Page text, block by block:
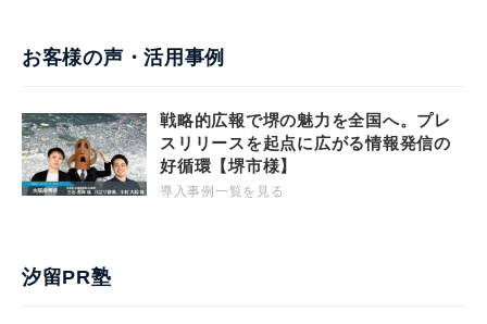
お客様の声・活用事例
戦略的広報で堺の魅力を全国へ。プレ
スリリースを起点に広がる情報発信の
好循環【堺市様】
導入事例一覧を見る
汐留PR塾